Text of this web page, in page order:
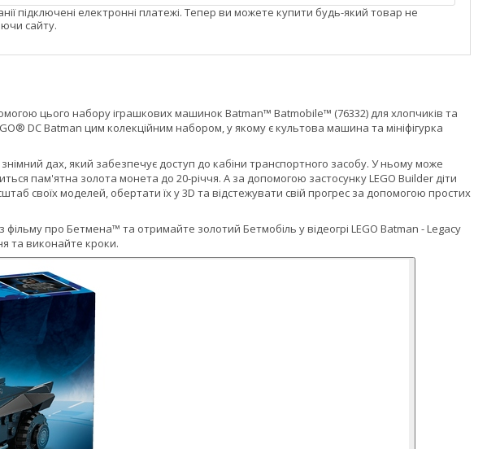
підключені електронні платежі. Тепер ви можете купити будь-який товар не
сайту.
цього набору іграшкових машинок Batman™ Batmobile™ (76332) для хлопчиків та
DC Batman цим колекційним набором, у якому є культова машина та мініфігурка
дах, який забезпечує доступ до кабіни транспортного засобу. У ньому може
пам'ятна золота монета до 20-річчя. А за допомогою застосунку LEGO Builder діти
своїх моделей, обертати їх у 3D та відстежувати свій прогрес за допомогою простих
про Бетмена™ та отримайте золотий Бетмобіль у відеогрі LEGO Batman - Legacy
та виконайте кроки.